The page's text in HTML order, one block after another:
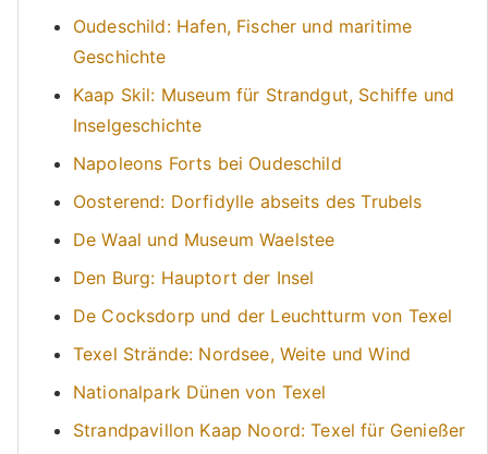
Oudeschild: Hafen, Fischer und maritime
Geschichte
Kaap Skil: Museum für Strandgut, Schiffe und
Inselgeschichte
Napoleons Forts bei Oudeschild
Oosterend: Dorfidylle abseits des Trubels
De Waal und Museum Waelstee
Den Burg: Hauptort der Insel
De Cocksdorp und der Leuchtturm von Texel
Texel Strände: Nordsee, Weite und Wind
Nationalpark Dünen von Texel
Strandpavillon Kaap Noord: Texel für Genießer